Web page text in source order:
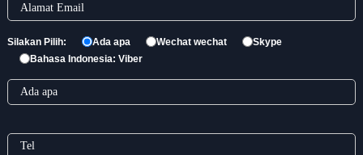
Silakan Pilih: Ada apa Wechat wechat
Skype
Bahasa Indonesia: Viber